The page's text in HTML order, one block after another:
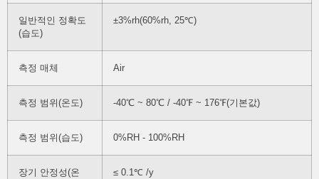
일반적인 정확도
(습도)
±3%rh(60%rh, 25℃)
측정 매체 Air
측정 범위(온도) -40℃ ~ 80℃ / -40℉ ~ 176℉(기본값)
측정 범위(습도) 0%RH - 100%RH
장기 안정성(온
≤ 0.1℃ /y